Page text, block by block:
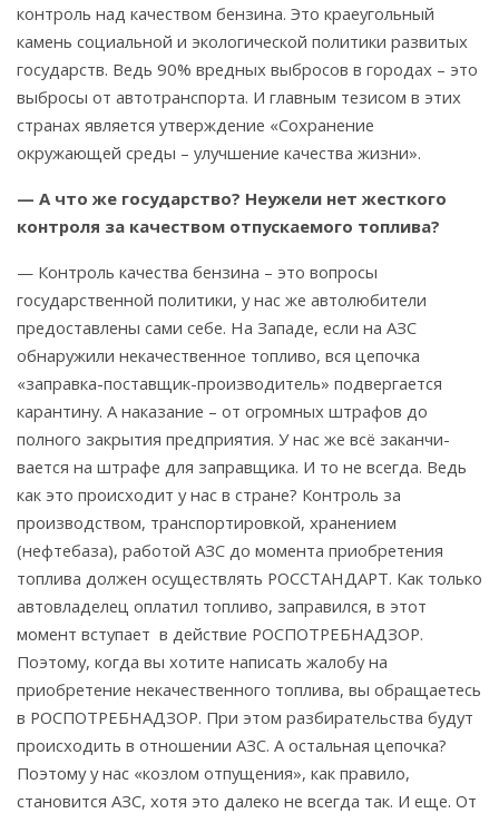
контроль над качеством бензина. Это краеугольный
камень социальной и эко­логической политики развитых
государств. Ведь 90% вредных выбросов в городах – это
выбросы от автотранспорта. И главным те­зисом в этих
странах является утверждение «Сохранение
окружающей среды – улучше­ние качества жизни».
— А что же государство? Неужели нет жесткого
контроля за качеством отпускаемого топлива?
— Контроль качества бензина – это вопросы
государственной политики, у нас же автолю­бители
предоставлены сами себе. На Запа­де, если на АЗС
обнаружили некачественное топливо, вся цепочка
«заправка-поставщик-производитель» подвергается
карантину. А наказание – от огромных штрафов до
полного закрытия предприятия. У нас же всё заканчи­
вается на штрафе для заправщика. И то не всегда. Ведь
как это происходит у нас в стране? Контроль за
производством, транспортировкой, хранением
(нефтебаза), работой АЗС до момента приобретения
топлива должен осуществлять РОССТАНДАРТ. Как только
автовладелец оплатил топливо, заправился, в этот
момент вступает в действие РОСПОТРЕБНАДЗОР.
Поэтому, когда вы хотите написать жалобу на
приобретение некачественного топлива, вы обращаетесь
в РОСПОТРЕБНАДЗОР. При этом разбирательства будут
происходить в отношении АЗС. А остальная цепочка?
Поэтому у нас «козлом отпущения», как правило,
становится АЗС, хотя это далеко не всегда так. И еще. От